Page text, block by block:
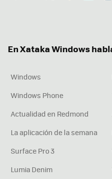
En Xataka Windows
Windows
Windows Phone
Actualidad en Redmond
La aplicación de la semana
Surface Pro 3
Lumia Denim